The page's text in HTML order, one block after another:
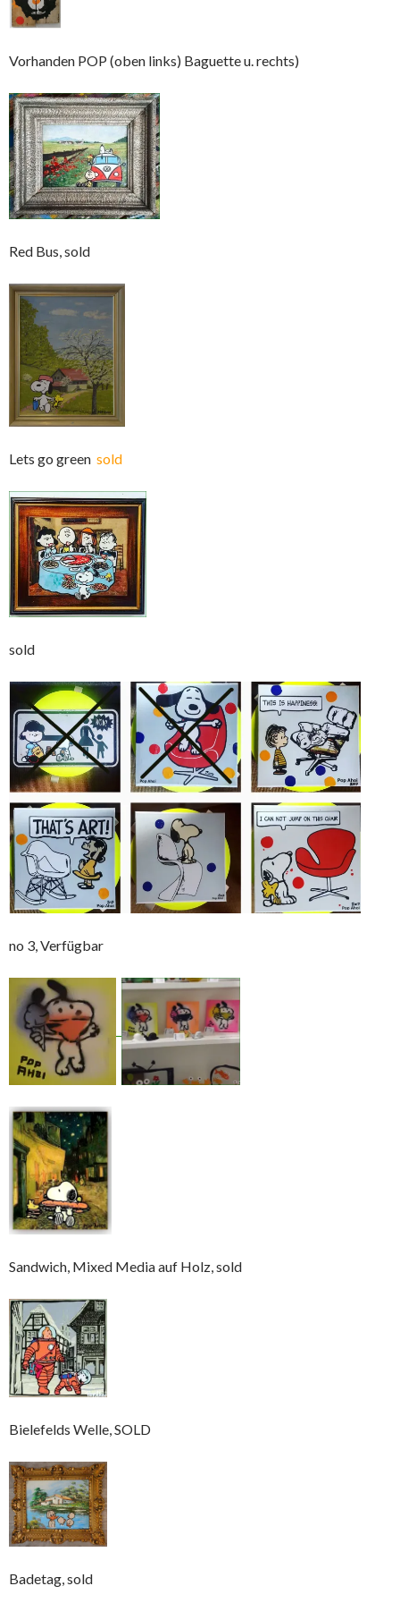
Vorhanden POP (oben links) Baguette u. rechts)
Red Bus, sold
Lets go green sold
sold
no 3, Verfügbar
Sandwich, Mixed Media auf Holz, sold
Bielefelds Welle, SOLD
Badetag, sold